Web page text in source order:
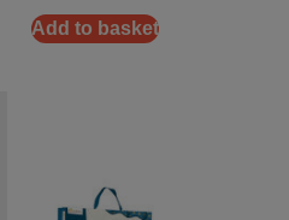
Add to basket